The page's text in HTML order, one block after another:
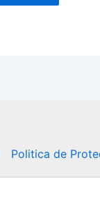
Politica de